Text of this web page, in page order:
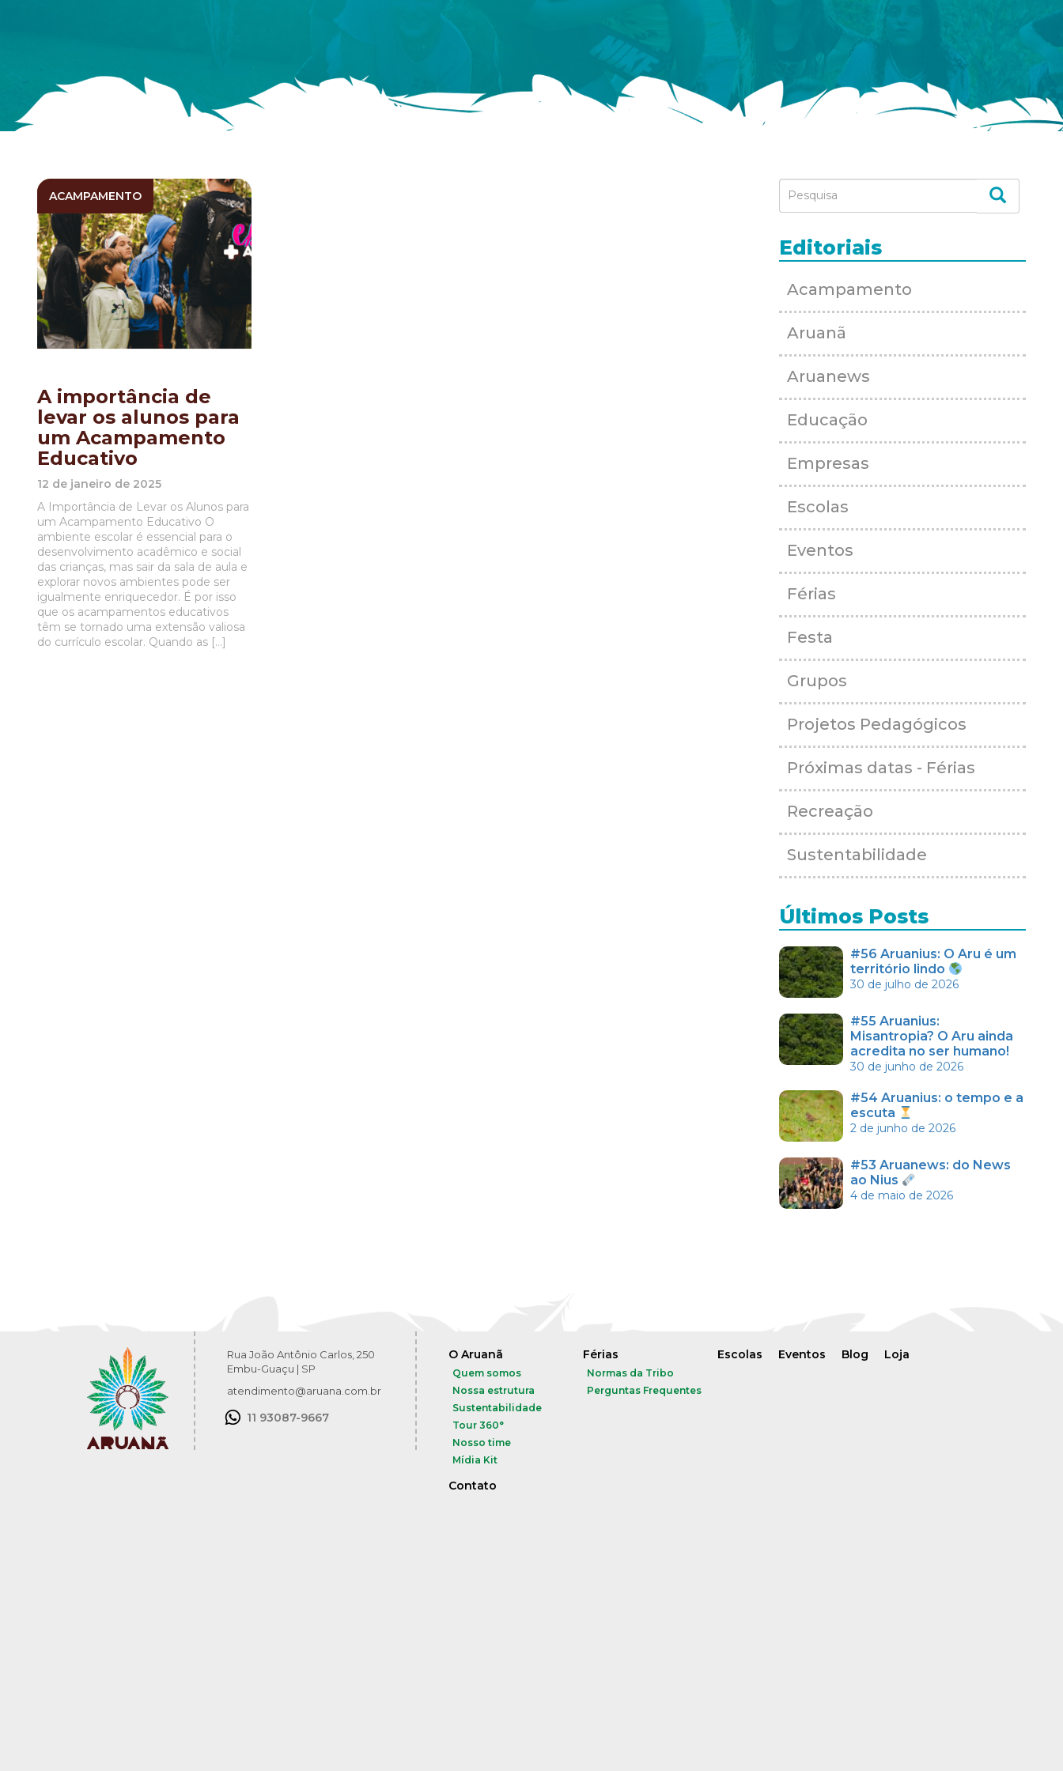
ACAMPAMENTO
A importância de
levar os alunos para
um Acampamento
Educativo
12 de janeiro de 2025
A Importância de Levar os Alunos para
um Acampamento Educativo O
ambiente escolar é essencial para o
desenvolvimento acadêmico e social
das crianças, mas sair da sala de aula e
explorar novos ambientes pode ser
igualmente enriquecedor. É por isso
que os acampamentos educativos
têm se tornado uma extensão valiosa
do currículo escolar. Quando as […]
Editoriais
Acampamento
Aruanã
Aruanews
Educação
Empresas
Escolas
Eventos
Férias
Festa
Grupos
Projetos Pedagógicos
Próximas datas - Férias
Recreação
Sustentabilidade
Últimos Posts
#56 Aruanius: O Aru é um
território lindo
30 de julho de 2026
#55 Aruanius:
Misantropia? O Aru ainda
acredita no ser humano!
30 de junho de 2026
#54 Aruanius: o tempo e a
escuta
2 de junho de 2026
#53 Aruanews: do News
ao Nius
4 de maio de 2026
Rua João Antônio Carlos, 250
Embu-Guaçu | SP
atendimento@aruana.com.br
11 93087-9667
O Aruanã
Quem somos
Nossa estrutura
Sustentabilidade
Tour 360°
Nosso time
Mídia Kit
Férias
Normas da Tribo
Perguntas Frequentes
Escolas Eventos Blog Loja
Contato